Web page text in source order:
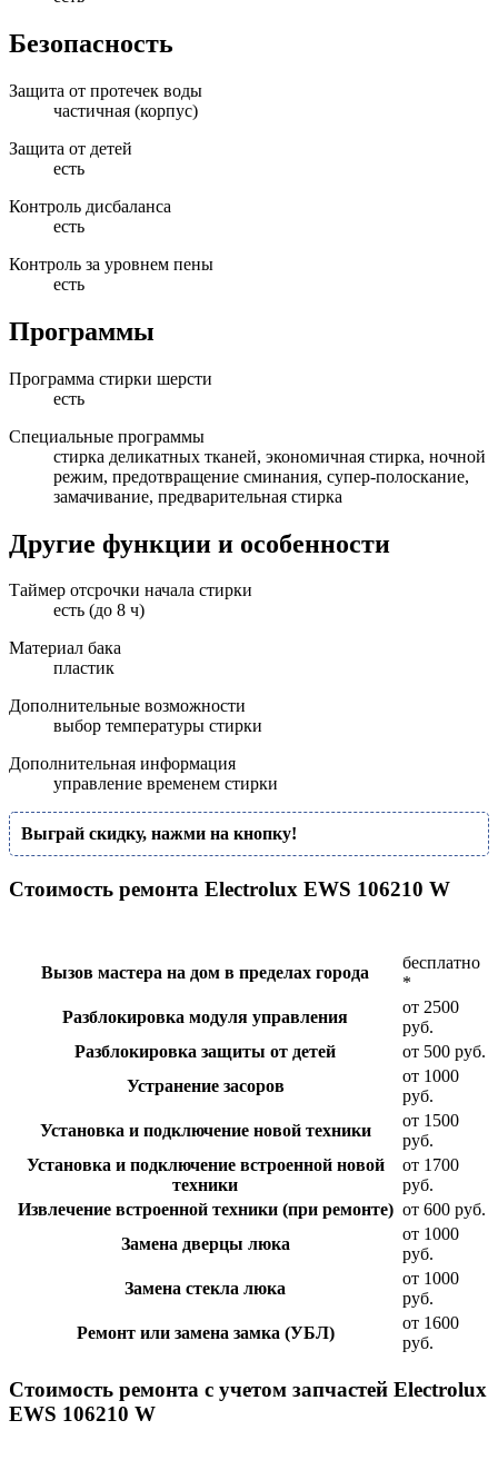
Безопасность
Защита от протечек воды
частичная (корпус)
Защита от детей
есть
Контроль дисбаланса
есть
Контроль за уровнем пены
есть
Программы
Программа стирки шерсти
есть
Специальные программы
стирка деликатных тканей, экономичная стирка, ночной
режим, предотвращение сминания, супер-полоскание,
замачивание, предварительная стирка
Другие функции и особенности
Таймер отсрочки начала стирки
есть (до 8 ч)
Материал бака
пластик
Дополнительные возможности
выбор температуры стирки
Дополнительная информация
управление временем стирки
Выграй скидку, нажми на кнопку!
Стоимость ремонта Electrolux EWS 106210 W
Вызов мастера на дом в пределах города
бесплатно
*
Разблокировка модуля управления
от 2500
руб.
Разблокировка защиты от детей
от 500 руб.
Устранение засоров
от 1000
руб.
Установка и подключение новой техники
от 1500
руб.
Установка и подключение встроенной новой
техники
от 1700
руб.
Извлечение встроенной техники (при ремонте) от 600 руб.
Замена дверцы люка
от 1000
руб.
Замена стекла люка
от 1000
руб.
Ремонт или замена замка (УБЛ)
от 1600
руб.
Стоимость ремонта с учетом запчастей Electrolux
EWS 106210 W